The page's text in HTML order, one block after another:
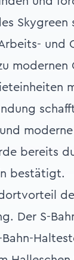
und
bereits
bestätigt.
Der S-